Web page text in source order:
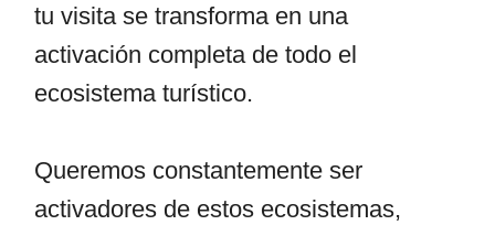
tu visita se transforma en una
activación completa de todo el
ecosistema turístico.
Queremos constantemente ser
activadores de estos ecosistemas,